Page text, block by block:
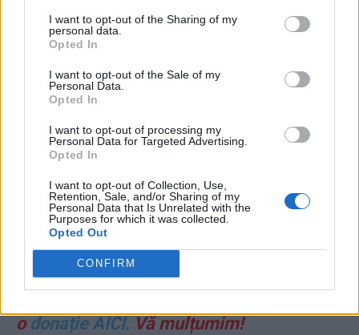
I want to opt-out of the Sharing of my
personal data.
Opted In
I want to opt-out of the Sale of my
Personal Data.
Opted In
I want to opt-out of processing my
Personal Data for Targeted Advertising.
Opted In
I want to opt-out of Collection, Use,
Retention, Sale, and/or Sharing of my
Personal Data that Is Unrelated with the
Purposes for which it was collected.
Opted Out
CONFIRM
Pentru toate cele 10 cărți ale lui Grigore
Cartianu și DVD-ul „Moartea Ceaușeștilor. Trei
zile până la Crăciun”, scrieți-ne pe e-mail la
adresa:
redactia@ziaristii.com
și le veți primi
prin poștă sau curier.
o donație AICI. Vă mulțumim!